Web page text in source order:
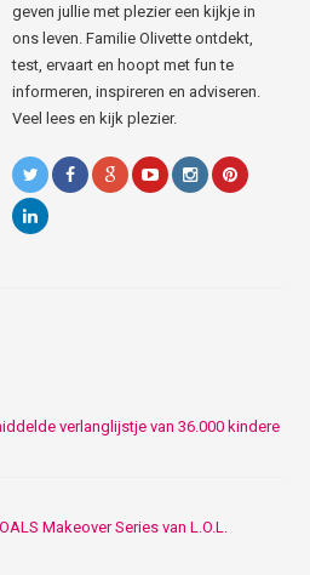
geven jullie met plezier een kijkje in
ons leven. Familie Olivette ontdekt,
test, ervaart en hoopt met fun te
informeren, inspireren en adviseren.
Veel lees en kijk plezier.
verlanglijstje van 36.000 kindere
Makeover Series van L.O.L.